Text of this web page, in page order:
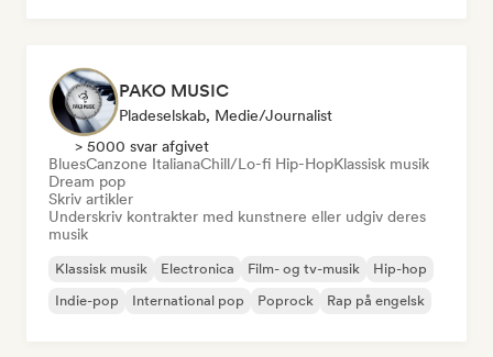
PAKO MUSIC
Pladeselskab, Medie/journalist
> 5000 svar afgivet
BluesCanzone ItalianaChill/Lo-fi Hip-HopKlassisk musik
Dream pop
Skriv artikler
Underskriv kontrakter med kunstnere eller udgiv deres
musik
Klassisk musik Electronica Film- og tv-musik
Hip-hop
Indie-pop
International pop Poprock Rap på engelsk